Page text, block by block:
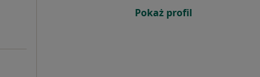
Pokaż profil